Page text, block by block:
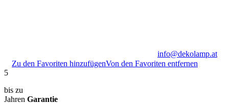
info@dekolamp.at
Zu den Favoriten hinzufügenVon den Favoriten entfernen
5
bis zu
Jahren Garantie